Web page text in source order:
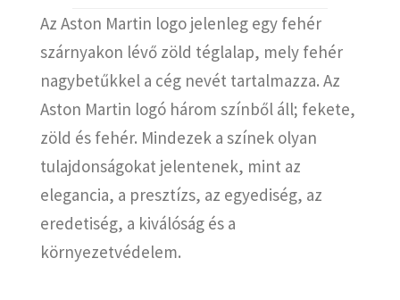
Az Aston Martin logo jelenleg egy fehér
szárnyakon lévő zöld téglalap, mely fehér
nagybetűkkel a cég nevét tartalmazza. Az
Aston Martin logó három színből áll; fekete,
zöld és fehér. Mindezek a színek olyan
tulajdonságokat jelentenek, mint az
elegancia, a presztízs, az egyediség, az
eredetiség, a kiválóság és a
környezetvédelem.